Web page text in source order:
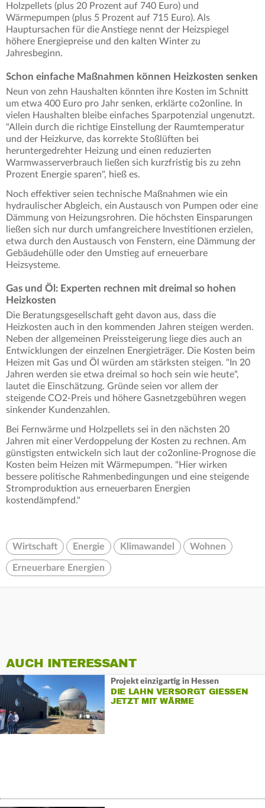
Holzpellets (plus 20 Prozent auf 740 Euro) und
Wärmepumpen (plus 5 Prozent auf 715 Euro). Als
Hauptursachen für die Anstiege nennt der Heizspiegel
höhere Energiepreise und den kalten Winter zu
Jahresbeginn.
Schon einfache Maßnahmen können Heizkosten senken
Neun von zehn Haushalten könnten ihre Kosten im Schnitt
um etwa 400 Euro pro Jahr senken, erklärte co2online. In
vielen Haushalten bleibe einfaches Sparpotenzial ungenutzt.
"Allein durch die richtige Einstellung der Raumtemperatur
und der Heizkurve, das korrekte Stoßlüften bei
heruntergedrehter Heizung und einen reduzierten
Warmwasserverbrauch ließen sich kurzfristig bis zu zehn
Prozent Energie sparen", hieß es.
Noch effektiver seien technische Maßnahmen wie ein
hydraulischer Abgleich, ein Austausch von Pumpen oder eine
Dämmung von Heizungsrohren. Die höchsten Einsparungen
ließen sich nur durch umfangreichere Investitionen erzielen,
etwa durch den Austausch von Fenstern, eine Dämmung der
Gebäudehülle oder den Umstieg auf erneuerbare
Heizsysteme.
Gas und Öl: Experten rechnen mit dreimal so hohen
Heizkosten
Die Beratungsgesellschaft geht davon aus, dass die
Heizkosten auch in den kommenden Jahren steigen werden.
Neben der allgemeinen Preissteigerung liege dies auch an
Entwicklungen der einzelnen Energieträger. Die Kosten beim
Heizen mit Gas und Öl würden am stärksten steigen. "In 20
Jahren werden sie etwa dreimal so hoch sein wie heute",
lautet die Einschätzung. Gründe seien vor allem der
steigende CO2-Preis und höhere Gasnetzgebühren wegen
sinkender Kundenzahlen.
Bei Fernwärme und Holzpellets sei in den nächsten 20
Jahren mit einer Verdoppelung der Kosten zu rechnen. Am
günstigsten entwickeln sich laut der co2online-Prognose die
Kosten beim Heizen mit Wärmepumpen. "Hier wirken
bessere politische Rahmenbedingungen und eine steigende
Stromproduktion aus erneuerbaren Energien
kostendämpfend."
Wirtschaft Energie Klimawandel Wohnen
Erneuerbare Energien
AUCH INTERESSANT
Projekt einzigartig in Hessen
DIE LAHN VERSORGT GIESSEN J
ETZT MIT WÄRME